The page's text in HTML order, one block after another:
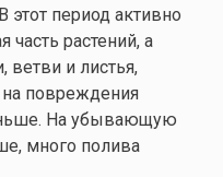
этот период активно
часть растений, а
ветви и листья,
на повреждения
На убывающую
много полива